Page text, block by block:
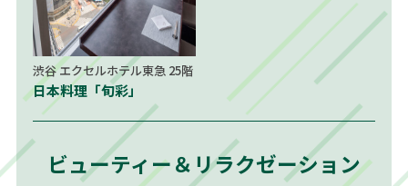
渋谷 エクセルホテル東急 25階
日本料理「旬彩」
ビューティー＆リラクゼーション